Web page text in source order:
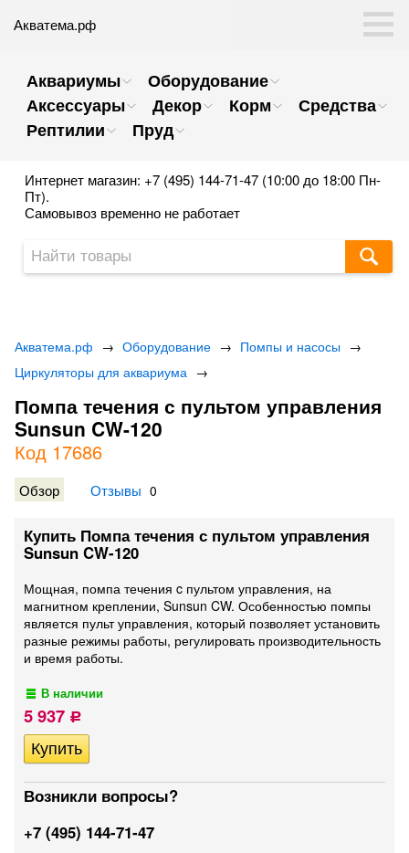
Акватема.рф
Аквариумы
Оборудование
Аксессуары
Декор Корм
Средства
Рептилии
Пруд
Интернет магазин: +7 (495) 144-71-47 (10:00 до 18:00 Пн-
Пт).
Самовывоз временно не работает
Акватема.рф → Оборудование → Помпы и насосы →
Циркуляторы для аквариума →
Помпа течения с пультом управления
Sunsun CW-120
Код 17686
Обзор Отзывы 0
Купить Помпа течения с пультом управления
Sunsun CW-120
Мощная, помпа течения c пультом управления, на
магнитном креплении, Sunsun CW. Особенностью помпы
является пульт управления, который позволяет установить
разные режимы работы, регулировать производительность
и время работы.
В наличии
5 937 Р
Возникли вопросы?
+7 (495) 144-71-47